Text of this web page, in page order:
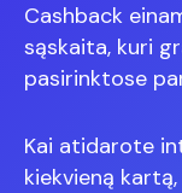
Cashback
sąskaita, kuri
pasirinktose
Kai atidarote
kiekvieną